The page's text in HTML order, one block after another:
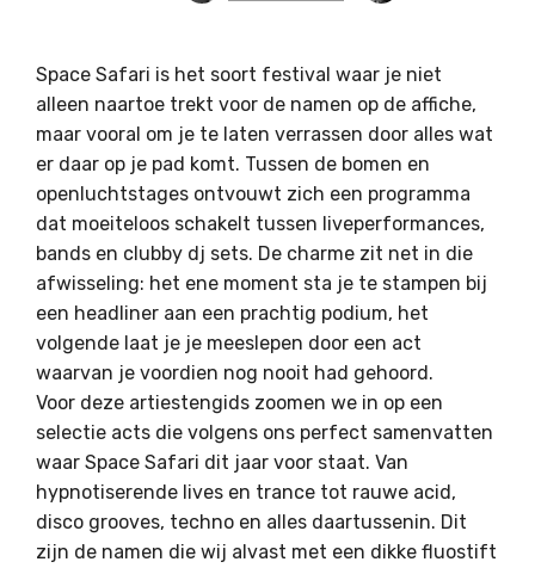
Space Safari is het soort festival waar je niet
alleen naartoe trekt voor de namen op de affiche,
maar vooral om je te laten verrassen door alles wat
er daar op je pad komt. Tussen de bomen en
openluchtstages ontvouwt zich een programma
dat moeiteloos schakelt tussen liveperformances,
bands en clubby dj sets. De charme zit net in die
afwisseling: het ene moment sta je te stampen bij
een headliner aan een prachtig podium, het
volgende laat je je meeslepen door een act
waarvan je voordien nog nooit had gehoord.
Voor deze artiestengids zoomen we in op een
selectie acts die volgens ons perfect samenvatten
waar Space Safari dit jaar voor staat. Van
hypnotiserende lives en trance tot rauwe acid,
disco grooves, techno en alles daartussenin. Dit
zijn de namen die wij alvast met een dikke fluostift